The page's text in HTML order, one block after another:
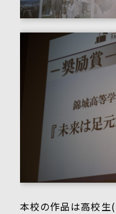
本校の作品は高校